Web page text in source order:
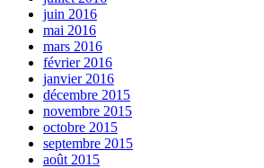
juin 2016
mai 2016
mars 2016
février 2016
janvier 2016
décembre 2015
novembre 2015
octobre 2015
septembre 2015
août 2015